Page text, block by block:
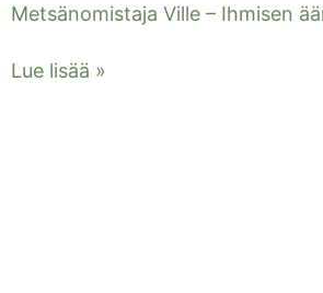
Metsänomistaja Ville – Ihmisen
Lue lisää »